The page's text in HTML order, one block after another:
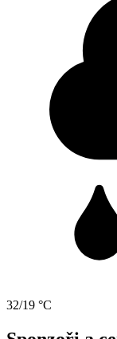
32/19 °C